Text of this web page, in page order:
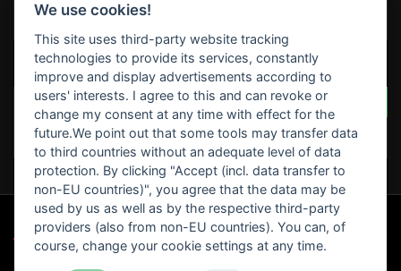
BEWERTUNGEN
SCHREIBEN SIE IHRE BEWERTUNG
Seien Sie der Erste, der
eine Bewertung schreibt
!
UNSERE SPEZIALANGEBOTE
We use cookies!
This site uses third-party website tracking
technologies to provide its services, constantly
improve and display advertisements according to
users' interests. I agree to this and can revoke or
change my consent at any time with effect for the
future.We point out that some tools may transfer data
to third countries without an adequate level of data
protection. By clicking "Accept (incl. data transfer to
non-EU countries)", you agree that the data may be
used by us as well as by the respective third-party
providers (also from non-EU countries). You can, of
course, change your cookie settings at any time.